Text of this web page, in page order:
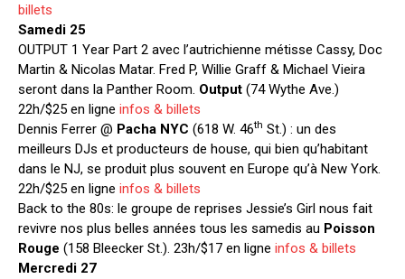
billets
Samedi 25
OUTPUT 1 Year Part 2 avec l’autrichienne métisse Cassy, Doc
Martin & Nicolas Matar. Fred P, Willie Graff & Michael Vieira
seront dans la Panther Room. Output (74 Wythe Ave.)
22h/$25 en ligne infos & billets
Dennis Ferrer @ Pacha NYC (618 W. 46th St.) : un des
meilleurs DJs et producteurs de house, qui bien qu’habitant
dans le NJ, se produit plus souvent en Europe qu’à New York.
22h/$25 en ligne infos & billets
Back to the 80s: le groupe de reprises Jessie’s Girl nous fait
revivre nos plus belles années tous les samedis au Poisson
Rouge (158 Bleecker St.). 23h/$17 en ligne infos & billets
Mercredi 27